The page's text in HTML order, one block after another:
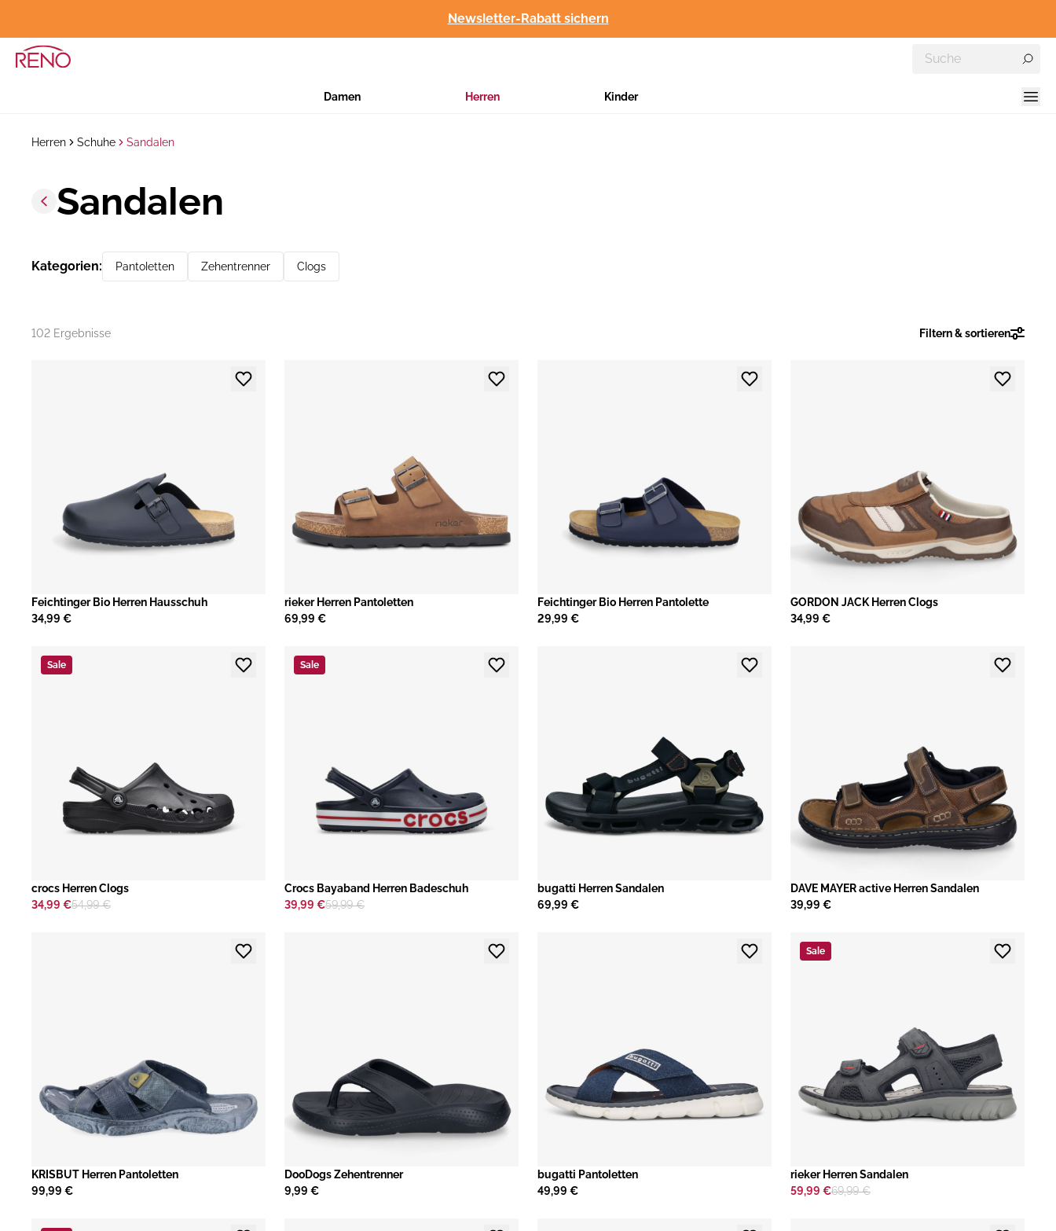
Newsletter-Rabatt sichern
Damen Herren Kinder
Herren Schuhe Sandalen
Sandalen
Kategorien: Pantoletten Zehentrenner Clogs
Filtern & sortieren
102 Ergebnisse
Feichtinger Bio Herren Hausschuh
34,99 €
rieker Herren Pantoletten
69,99 €
Feichtinger Bio Herren Pantolette
29,99 €
GORDON JACK Herren Clogs
34,99 €
Sale
crocs Herren Clogs
34,99 €54,99 €
Sale
​Crocs Bayaband Herren Badeschuh
39,99 €59,99 €
bugatti Herren Sandalen
69,99 €
DAVE MAYER active Herren Sandalen
39,99 €
KRISBUT Herren Pantoletten
99,99 €
DooDogs Zehentrenner
9,99 €
bugatti Pantoletten
49,99 €
Sale
rieker Herren Sandalen
59,99 €69,99 €